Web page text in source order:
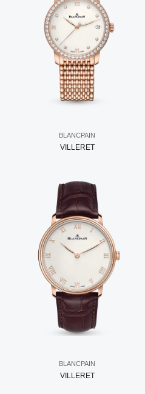
BLANCPAIN
VILLERET
BLANCPAIN
VILLERET